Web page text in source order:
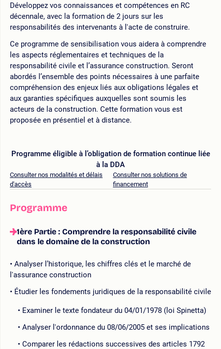
Développez vos connaissances et compétences en RC
décennale, avec la formation de 2 jours sur les
responsabilités des intervenants à l'acte de construire.
Ce programme de sensibilisation vous aidera à comprendre
les aspects réglementaires et techniques de la
responsabilité civile et l’assurance construction. Seront
abordés l’ensemble des points nécessaires à une parfaite
compréhension des enjeux liés aux obligations légales et
aux garanties spécifiques auxquelles sont soumis les
acteurs de la construction. Cette formation vous est
proposée en présentiel et à distance.
Programme éligible à l’obligation de formation continue liée
à la DDA
Consulter nos modalités et délais
d'accès
Consulter nos solutions de
financement
Programme
1ère Partie : Comprendre la responsabilité civile
dans le domaine de la construction
Analyser l’historique, les chiffres clés et le marché de
l'assurance construction
Étudier les fondements juridiques de la responsabilité civile
Examiner le texte fondateur du 04/01/1978 (loi Spinetta)
Analyser l'ordonnance du 08/06/2005 et ses implications
Comparer les rédactions successives des articles 1792